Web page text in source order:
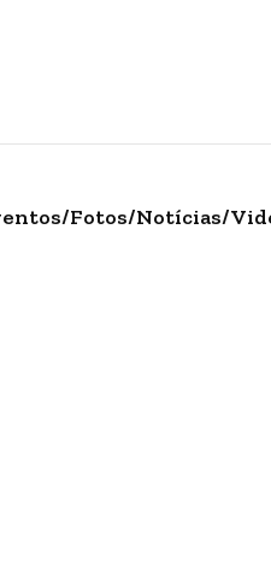
Fotos/Notícias/